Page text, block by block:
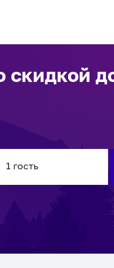
скидкой